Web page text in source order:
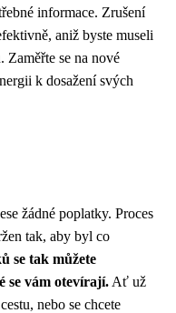
informace. Zrušení
aniž byste museli
Zaměřte se na nové
k dosažení svých
žádné poplatky. Proces
tak, aby byl co
se tak můžete
se vám otevírají. Ať už
nebo se chcete